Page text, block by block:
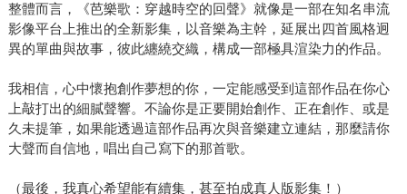
整體而言，《芭樂歌：穿越時空的回聲》就像是一部在知名串流
影像平台上推出的全新影集，以音樂為主幹，延展出四首風格迥
異的單曲與故事，彼此纏繞交織，構成一部極具渲染力的作品。
我相信，心中懷抱創作夢想的你，一定能感受到這部作品在你心
上敲打出的細膩聲響。不論你是正要開始創作、正在創作、或是
久未提筆，如果能透過這部作品再次與音樂建立連結，那麼請你
大聲而自信地，唱出自己寫下的那首歌。
（最後，我真心希望能有續集，甚至拍成真人版影集！）